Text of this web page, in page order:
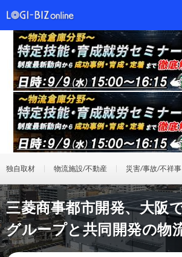
独自取材 物流施設/不動産 災害/事故/不祥事
三菱商事都市開発、大阪
グループと共同開発の物